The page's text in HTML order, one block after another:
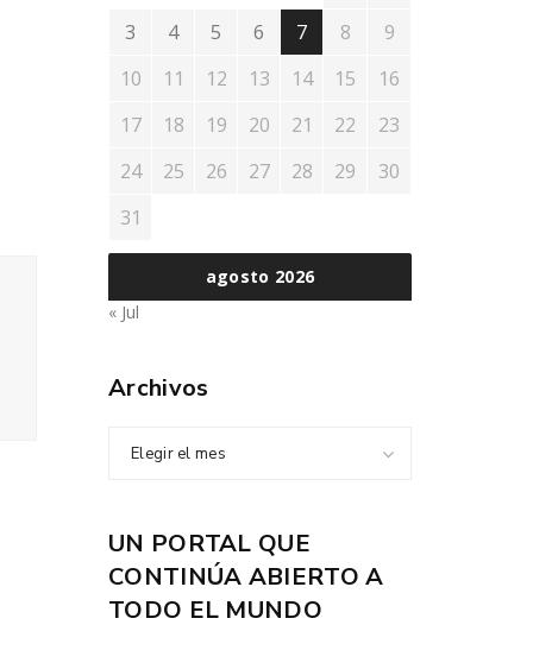
agosto 2026
3
4 5 6 7 8
9
10
11 12 13 14 15
16
17
18 19 20 21 22
23
24
25 26 27 28 29
30
31
« Jul
Archivos
Elegir el mes
UN PORTAL QUE
CONTINÚA ABIERTO A
TODO EL MUNDO